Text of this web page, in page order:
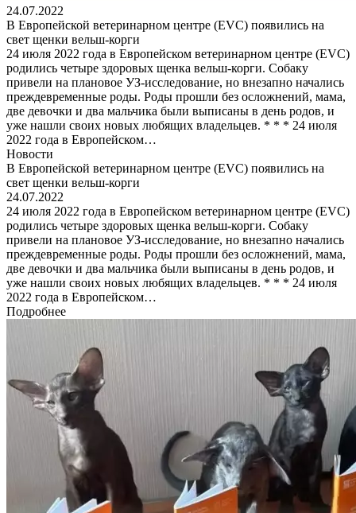
24.07.2022
В Европейской ветеринарном центре (EVC) появились на
свет щенки вельш-корги
24 июля 2022 года в Европейском ветеринарном центре (EVC)
родились четыре здоровых щенка вельш-корги. Собаку
привели на плановое УЗ-исследование, но внезапно начались
преждевременные роды. Роды прошли без осложнений, мама,
две девочки и два мальчика были выписаны в день родов, и
уже нашли своих новых любящих владельцев. * * * 24 июля
2022 года в Европейском…
Новости
В Европейской ветеринарном центре (EVC) появились на
свет щенки вельш-корги
24.07.2022
24 июля 2022 года в Европейском ветеринарном центре (EVC)
родились четыре здоровых щенка вельш-корги. Собаку
привели на плановое УЗ-исследование, но внезапно начались
преждевременные роды. Роды прошли без осложнений, мама,
две девочки и два мальчика были выписаны в день родов, и
уже нашли своих новых любящих владельцев. * * * 24 июля
2022 года в Европейском…
Подробнее